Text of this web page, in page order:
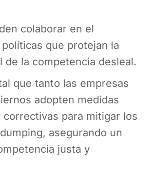
colaborar en el
que protejan la
de la competencia desleal.
que tanto las empresas
adopten medidas
correctivas para mitigar los
asegurando un
justa y